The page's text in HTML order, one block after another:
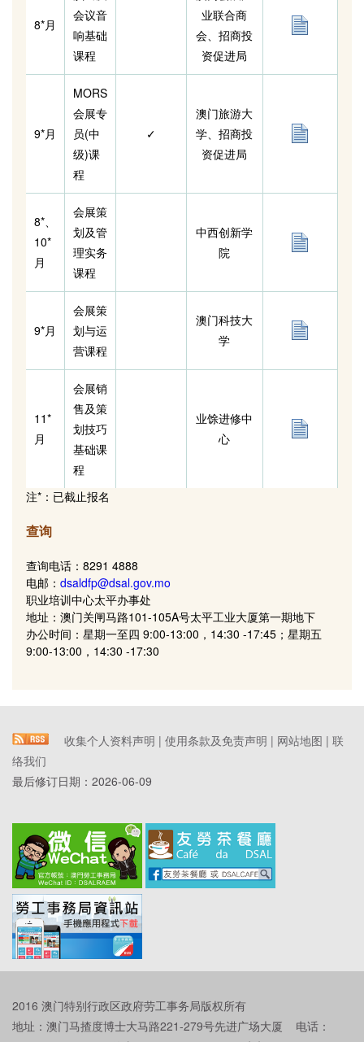
8*月
会议音
响基础
课程
业联合商
会、招商投
资促进局
9*月
MORS
会展专
员(中
级)课
程
✓
澳门旅游大
学、招商投
资促进局
8*、
10*
月
会展策
划及管
理实务
课程
中西创新学
院
9*月
会展策
划与运
营课程
澳门科技大
学
11*
月
会展销
售及策
划技巧
基础课
程
业馀进修中
心
注*：已截止报名
查询
查询电话：8291 4888
电邮： dsaldfp@dsal.gov.mo
职业培训中心太平办事处
地址：澳门关闸马路101-105A号太平工业大厦第一期地下
办公时间：星期一至四 9:00-13:00，14:30 -17:45；星期五
9:00-13:00，14:30 -17:30
收集个人资料声明 | 使用条款及免责声明 | 网站地图 | 联
络我们
最后修订日期： 2026-06-09
2016 澳门特别行政区政府劳工事务局版权所有
地址：澳门马揸度博士大马路221-279号先进广场大厦 电话：